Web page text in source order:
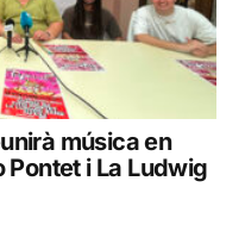
música en
i La Ludwig